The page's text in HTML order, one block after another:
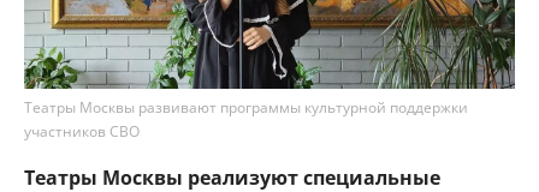
Театры Москвы развивают программы культурной поддержки
участников СВО
Театры Москвы реализуют специальные